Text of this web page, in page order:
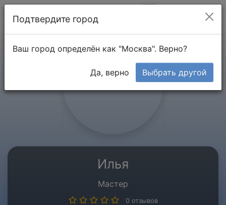
Илья
Мастер
0 отзывов
Подтвердите город
Ваш город определён как "Москва". Верно?
Да, верно Выбрать другой